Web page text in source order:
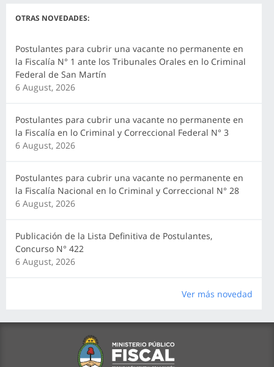
OTRAS NOVEDADES:
Postulantes para cubrir una vacante no permanente en
la Fiscalía N° 1 ante los Tribunales Orales en lo Criminal
Federal de San Martín
6 August, 2026
Postulantes para cubrir una vacante no permanente en
la Fiscalía en lo Criminal y Correccional Federal N° 3
6 August, 2026
Postulantes para cubrir una vacante no permanente en
la Fiscalía Nacional en lo Criminal y Correccional N° 28
6 August, 2026
Publicación de la Lista Definitiva de Postulantes,
Concurso N° 422
6 August, 2026
Ver más novedad